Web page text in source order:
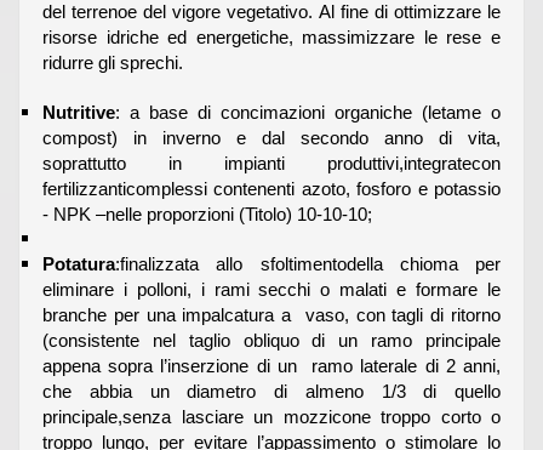
del terrenoe del vigore vegetativo. Al fine di ottimizzare le
risorse idriche ed energetiche, massimizzare le rese e
ridurre gli sprechi.
Nutritive: a base di concimazioni organiche (letame o
compost) in inverno e dal secondo anno di vita,
soprattutto in impianti produttivi,integratecon
fertilizzanticomplessi contenenti azoto, fosforo e potassio
- NPK –nelle proporzioni (Titolo) 10-10-10;
Potatura:finalizzata allo sfoltimentodella chioma per
eliminare i polloni, i rami secchi o malati e formare le
branche per una impalcatura a vaso, con tagli di ritorno
(consistente nel taglio obliquo di un ramo principale
appena sopra l’inserzione di un ramo laterale di 2 anni,
che abbia un diametro di almeno 1/3 di quello
principale,senza lasciare un mozzicone troppo corto o
troppo lungo, per evitare l’appassimento o stimolare lo